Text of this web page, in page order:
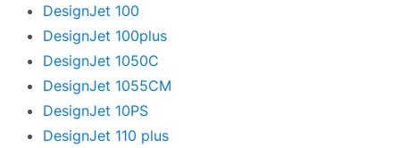
DesignJet 100
DesignJet 100plus
DesignJet 1050C
DesignJet 1055CM
DesignJet 10PS
DesignJet 110 plus